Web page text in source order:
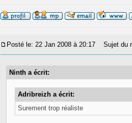
Posté le: 22 Jan 2008 à 20:17 Sujet du
Ninth a écrit:
Adribreizh a écrit:
Surement trop réaliste